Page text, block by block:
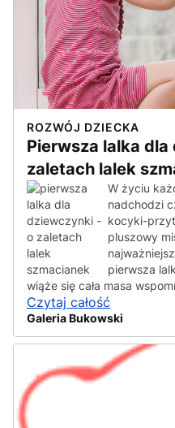
ROZWÓJ DZIECKA
Pierwsza lalka
zaletach lalek
W życiu
nadchodzi
kocyki-
pluszowy
pierwsza
wiąże się cała masa
Czytaj całość
Galeria Bukowski